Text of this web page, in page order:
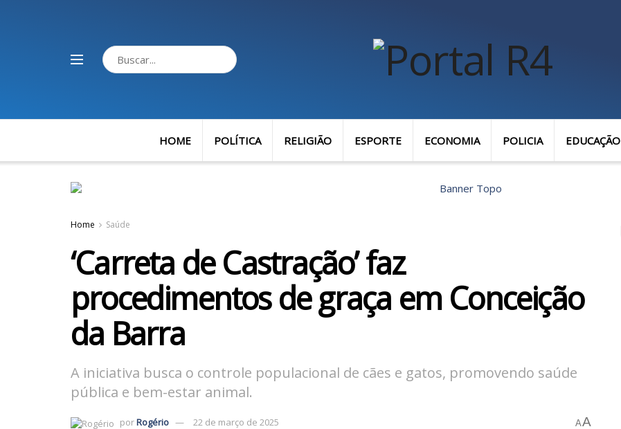
HOME POLÍTICA RELIGIÃO ESPORTE ECONOMIA POLICIA EDUCAÇÃO
Home Saúde
‘Carreta de Castração’ faz
procedimentos de graça em Conceição
da Barra
A iniciativa busca o controle populacional de cães e gatos, promovendo saúde
pública e bem-estar animal.
porRogério 22 de março de 2025 AA